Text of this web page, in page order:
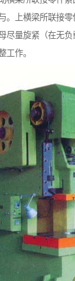
。上横梁所联接
尽量旋紧（在无负
工作。